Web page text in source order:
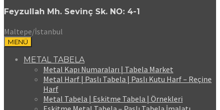
Feyzullah Mh. Sevinç Sk. NO: 4-1
Maltepe/İstanbul
MENÜ
METAL TABELA
Metal Kapı Numaraları | Tabela Market
Metal Harf | Paslı Tabela | Paslı Kutu Harf – Reçine
Harf
Metal Tabela | Eskitme Tabela | Örnekleri